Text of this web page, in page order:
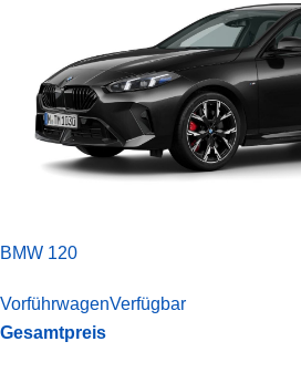
BMW 120
VorführwagenVerfügbar
Gesamtpreis